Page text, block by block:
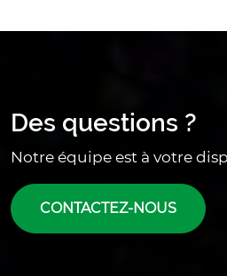
Titre
Des questions ?
Texte
Notre équipe est à votre
Lien
CONTACTEZ-NOUS